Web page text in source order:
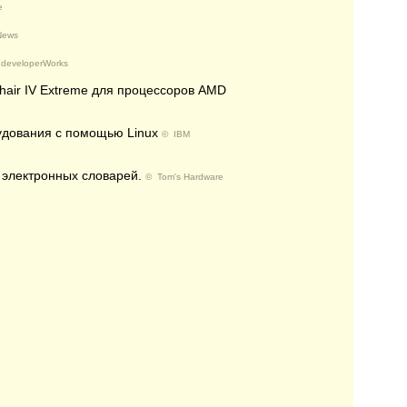
developerWorks
IV Extreme для процессоров AMD
с помощью Linux © IBM
словарей. © Tom's Hardware